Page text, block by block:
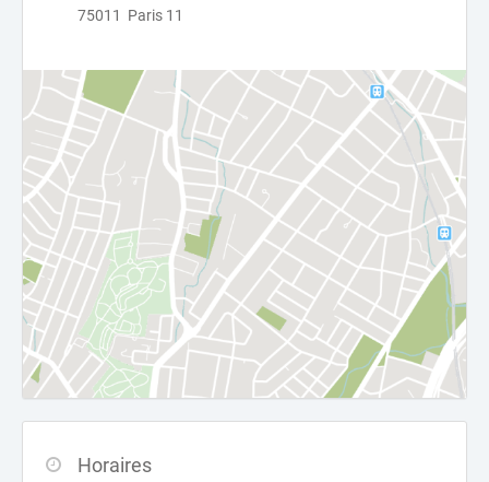
75011 Paris 11
Horaires